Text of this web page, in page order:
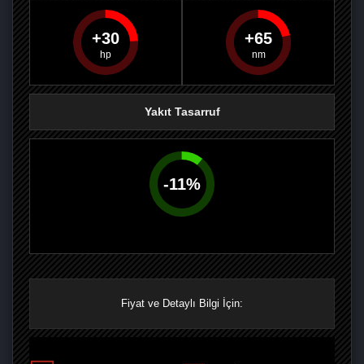
PAYLAŞPAYLAŞPLUS'TA
30 65
Yakıt Tasarruf
-11%
Fiyat ve Detaylı Bilgi İçin: